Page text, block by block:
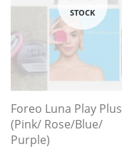
Foreo Luna Play Plus
(Pink/ Rose/Blue/
Purple)